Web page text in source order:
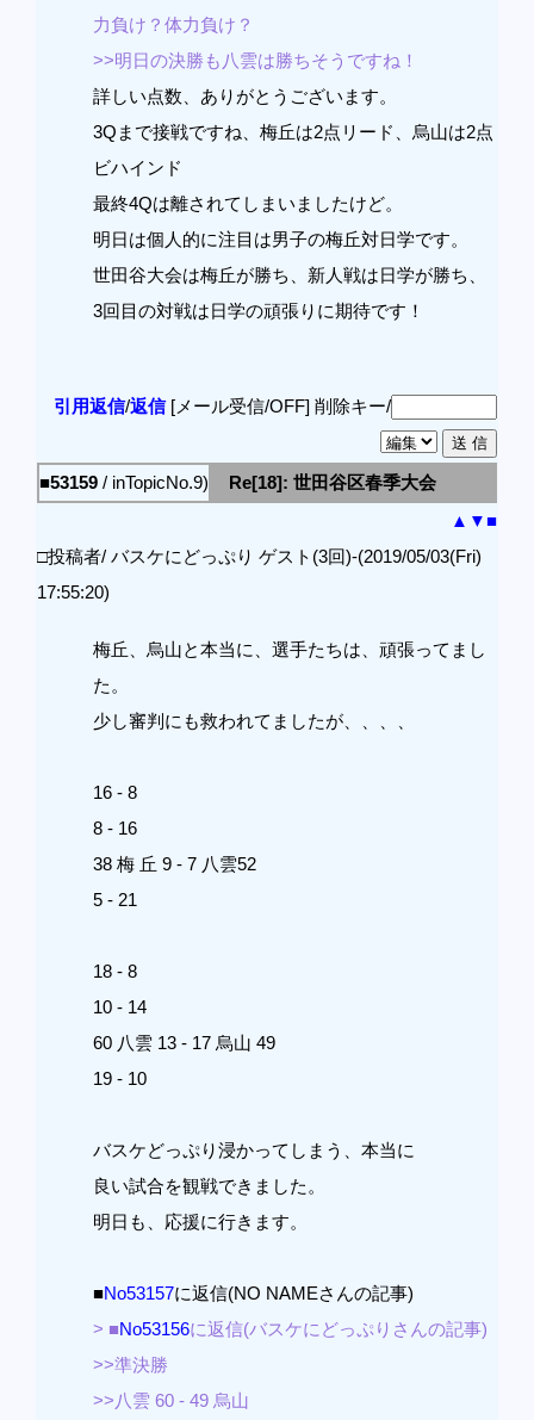
力負け？体力負け？
>>明日の決勝も八雲は勝ちそうですね！
詳しい点数、ありがとうございます。
3Qまで接戦ですね、梅丘は2点リード、烏山は2点
ビハインド
最終4Qは離されてしまいましたけど。
明日は個人的に注目は男子の梅丘対日学です。
世田谷大会は梅丘が勝ち、新人戦は日学が勝ち、
3回目の対戦は日学の頑張りに期待です！
引用返信/返信[メール受信/OFF] 削除キー/
■53159 / inTopicNo.9)
Re[18]: 世田谷区春季大会
▲ ▼■
□投稿者/ バスケにどっぷり ゲスト(3回)-(2019/05/03(Fri)
17:55:20)
梅丘、烏山と本当に、選手たちは、頑張ってまし
た。
少し審判にも救われてましたが、、、、
16 - 8
8 - 16
38 梅 丘 9 - 7 八雲52
5 - 21
18 - 8
10 - 14
60 八雲 13 - 17 烏山 49
19 - 10
バスケどっぷり浸かってしまう、本当に
良い試合を観戦できました。
明日も、応援に行きます。
■No53157に返信(NO NAMEさんの記事)
> ■No53156に返信(バスケにどっぷりさんの記事)
>>準決勝
>>八雲 60 - 49 烏山